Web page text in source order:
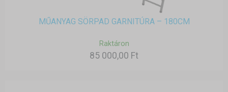
MŰANYAG SÖRPAD GARNITÚRA – 180CM
Raktáron
85 000,00 Ft